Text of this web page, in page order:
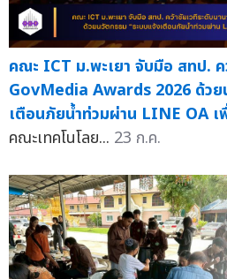
คณะ ICT ม.พะเยา จับมือ สทป. ค
GovMedia Awards 2026 ด้ว
เตือนภัยน้ำท่วมผ่าน LINE OA
คณะเทคโนโลย... 23 ก.ค.